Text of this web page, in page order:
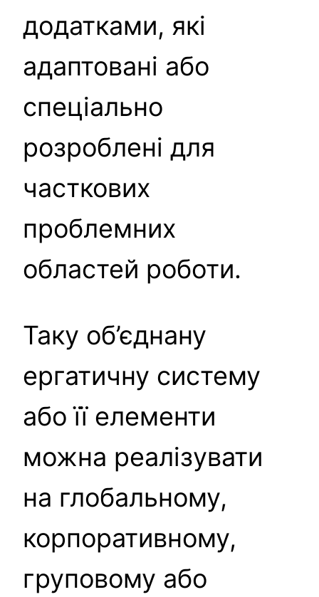
додатками, які
адаптовані або
спеціально
розроблені для
часткових
проблемних
областей роботи.
Таку об’єднану
ергатичну систему
або її елементи
можна реалізувати
на глобальному,
корпоративному,
груповому або